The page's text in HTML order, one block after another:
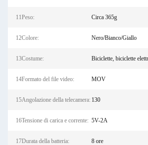
11Peso: Circa 365g
12Colore: Nero/Bianco/Giallo
13Costume: Biciclette, biciclette
14Formato del file video: MOV
15Angolazione della telecamera: 130
16Tensione di carica e corrente: 5V-2A
17Durata della batteria: 8 ore